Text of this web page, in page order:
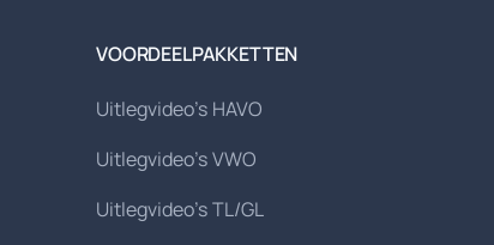
VOORDEELPAKKETTEN
Uitlegvideo's HAVO
Uitlegvideo's VWO
Uitlegvideo's TL/GL